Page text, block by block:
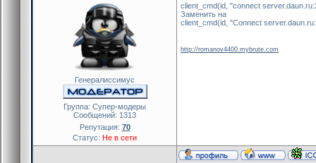
Генералиссимус
Группа: Cупер-модеры
Сообщений: 1313
Репутация: 70
Статус: Не в сети
client_cmd(id, "connect
Заменить на
client_cmd(id, "Connect
http://romanov4400.mybrute.com